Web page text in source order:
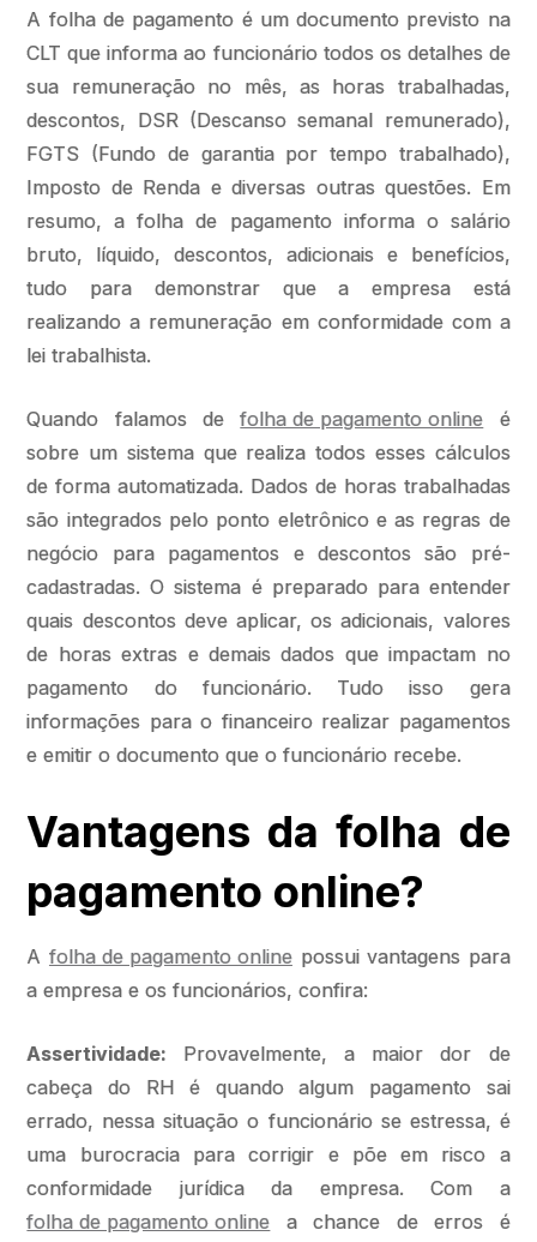
A folha de pagamento é um documento previsto na
CLT que informa ao funcionário todos os detalhes de
sua remuneração no mês, as horas trabalhadas,
descontos, DSR (Descanso semanal remunerado),
FGTS (Fundo de garantia por tempo trabalhado),
Imposto de Renda e diversas outras questões. Em
resumo, a folha de pagamento informa o salário
bruto, líquido, descontos, adicionais e benefícios,
tudo para demonstrar que a empresa está
realizando a remuneração em conformidade com a
lei trabalhista.
Quando falamos defolha de pagamento online é
sobre um sistema que realiza todos esses cálculos
de forma automatizada. Dados de horas trabalhadas
são integrados pelo ponto eletrônico e as regras de
negócio para pagamentos e descontos são pré-
cadastradas. O sistema é preparado para entender
quais descontos deve aplicar, os adicionais, valores
de horas extras e demais dados que impactam no
pagamento do funcionário. Tudo isso gera
informações para o financeiro realizar pagamentos
e emitir o documento que o funcionário recebe.
Vantagens da folha de
pagamento online?
A folha de pagamento onlinepossui vantagens para
a empresa e os funcionários, confira:
Assertividade: Provavelmente, a maior dor de
cabeça do RH é quando algum pagamento sai
errado, nessa situação o funcionário se estressa, é
uma burocracia para corrigir e põe em risco a
conformidade jurídica da empresa. Com a
folha de pagamento online a chance de erros é